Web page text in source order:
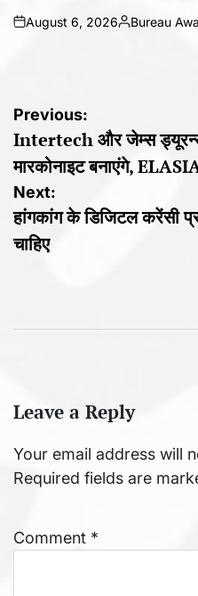
on
August 6, 2026
Posted
Bureau
Post
navigation
Previous:
Intertech और जेम्स
मारकोनाइट बनाएंगे,
Next:
हांगकांग के डिजिटल करेंसी
चाहिए
Leave a Reply
Your email address will
Required fields are
Comment *